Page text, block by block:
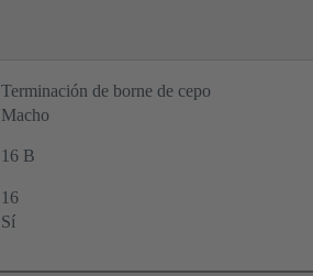
Terminación de borne de cepo
Macho
16 B
16
Sí